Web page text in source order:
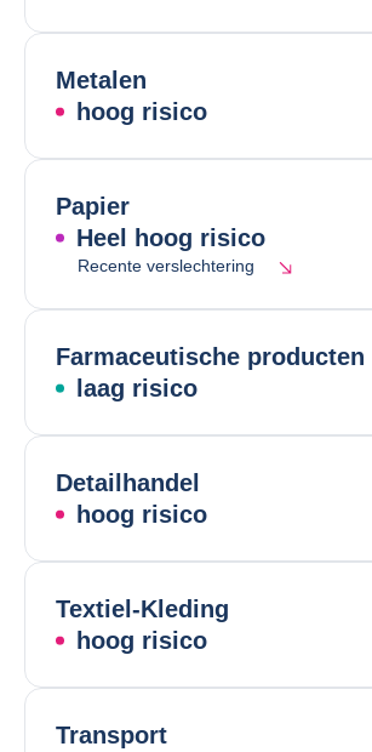
Metalen
hoog risico
Papier
Heel hoog risico
Recente verslechtering
Farmaceutische producten
laag risico
Detailhandel
hoog risico
Textiel-Kleding
hoog risico
Transport